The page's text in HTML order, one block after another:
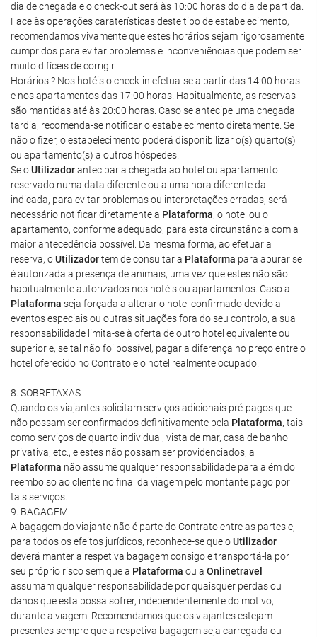
dia de chegada e o check-out será às 10:00 horas do dia de partida.
Face às operações caraterísticas deste tipo de estabelecimento,
recomendamos vivamente que estes horários sejam rigorosamente
cumpridos para evitar problemas e inconveniências que podem ser
muito difíceis de corrigir.
Horários ? Nos hotéis o check-in efetua-se a partir das 14:00 horas
e nos apartamentos das 17:00 horas. Habitualmente, as reservas
são mantidas até às 20:00 horas. Caso se antecipe uma chegada
tardia, recomenda-se notificar o estabelecimento diretamente. Se
não o fizer, o estabelecimento poderá disponibilizar o(s) quarto(s)
ou apartamento(s) a outros hóspedes.
Se oUtilizadorantecipar a chegada ao hotel ou apartamento
reservado numa data diferente ou a uma hora diferente da
indicada, para evitar problemas ou interpretações erradas, será
necessário notificar diretamente a Plataforma, o hotel ou o
apartamento, conforme adequado, para esta circunstância com a
maior antecedência possível. Da mesma forma, ao efetuar a
reserva, oUtilizadortem de consultar a Plataforma para apurar se
é autorizada a presença de animais, uma vez que estes não são
habitualmente autorizados nos hotéis ou apartamentos. Caso a
Plataforma seja forçada a alterar o hotel confirmado devido a
eventos especiais ou outras situações fora do seu controlo, a sua
responsabilidade limita-se à oferta de outro hotel equivalente ou
superior e, se tal não foi possível, pagar a diferença no preço entre o
hotel oferecido no Contrato e o hotel realmente ocupado.
8. SOBRETAXAS
Quando os viajantes solicitam serviços adicionais pré-pagos que
não possam ser confirmados definitivamente pela Plataforma, tais
como serviços de quarto individual, vista de mar, casa de banho
privativa, etc., e estes não possam ser providenciados, a
Plataforma não assume qualquer responsabilidade para além do
reembolso ao cliente no final da viagem pelo montante pago por
tais serviços.
9. BAGAGEM
A bagagem do viajante não é parte do Contrato entre as partes e,
para todos os efeitos jurídicos, reconhece-se que oUtilizador
deverá manter a respetiva bagagem consigo e transportá-la por
seu próprio risco sem que a Plataforma ou a Onlinetravel
assumam qualquer responsabilidade por quaisquer perdas ou
danos que esta possa sofrer, independentemente do motivo,
durante a viagem. Recomendamos que os viajantes estejam
presentes sempre que a respetiva bagagem seja carregada ou